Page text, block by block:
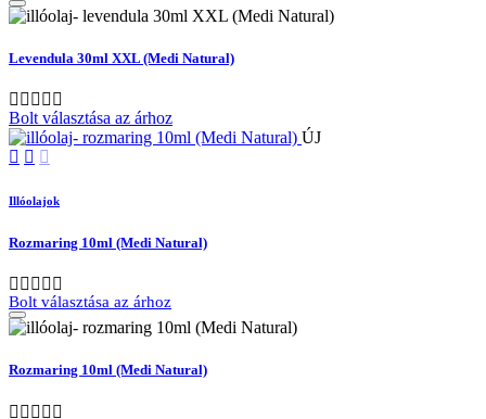
Levendula 30ml XXL (Medi Natural)
Bolt választása az árhoz
ÚJ
Illóolajok
Rozmaring 10ml (Medi Natural)
Bolt választása az árhoz
Rozmaring 10ml (Medi Natural)